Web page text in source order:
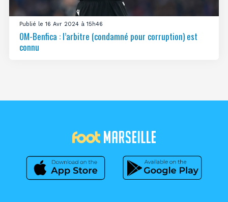
Publié le 16 Avr 2024 à 15h46
OM-Benfica : l’arbitre (condamné pour corruption) est
connu